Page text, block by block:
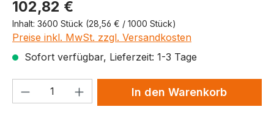
Produktpreis
102,82 €
Inhalt: 3600 Stück (28,56 € / 1000 Stück)
Preise inkl. MwSt. zzgl. Versandkosten
Sofort verfügbar, Lieferzeit: 1-3 Tage
Produkt Anzahl: Gib denIn den Warenkorb